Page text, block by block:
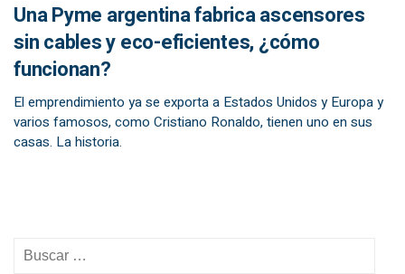
Una Pyme argentina fabrica ascensores
sin cables y eco-eficientes, ¿cómo
funcionan?
El emprendimiento ya se exporta a Estados Unidos y Europa y
varios famosos, como Cristiano Ronaldo, tienen uno en sus
casas. La historia.